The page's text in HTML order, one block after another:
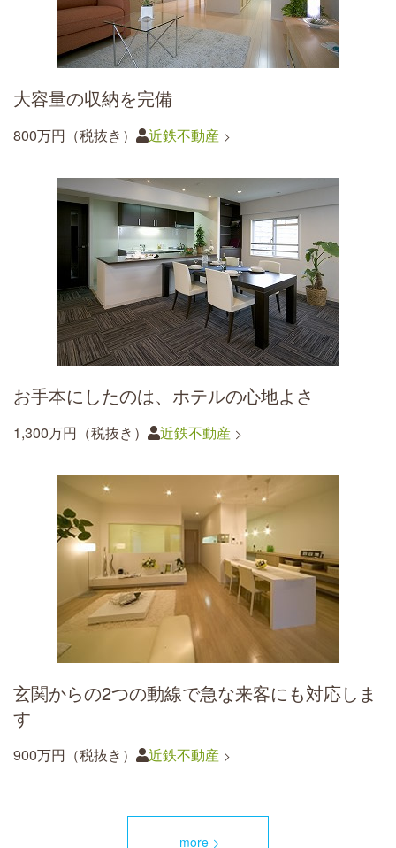
大容量の収納を完備
800万円（税抜き） 近鉄不動産
お手本にしたのは、ホテルの心地よさ
1,300万円（税抜き） 近鉄不動産
玄関からの2つの動線で急な来客にも対応しま
す
900万円（税抜き） 近鉄不動産
more